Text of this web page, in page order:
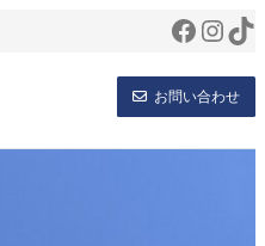
お問い合わせ